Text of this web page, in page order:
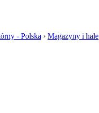
- Polska › Magazyny i hale